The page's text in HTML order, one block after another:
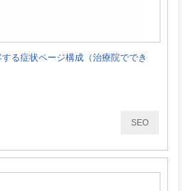
する症状ページ構成（治療院ででき
SEO